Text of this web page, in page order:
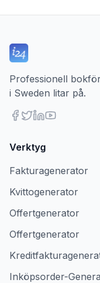
Professionell
i Sweden litar på.
Verktyg
Fakturagenerator
Kvittogenerator
Offertgenerator
Offertgenerator
Inköpsorder-